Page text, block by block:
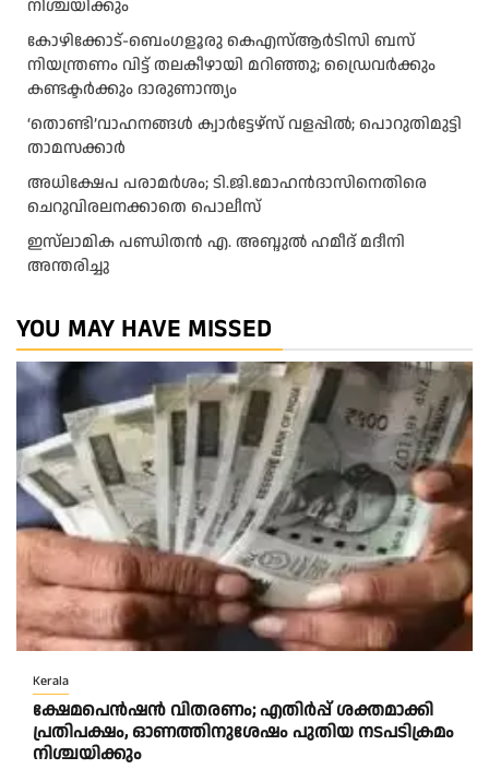
നിശ്ചയിക്കും
കോഴിക്കോട്-ബെംഗളൂരു കെഎസ്ആര്‍ടിസി ബസ്
നിയന്ത്രണം വിട്ട് തലകീഴായി മറിഞ്ഞു; ഡ്രെെവർക്കും
കണ്ടക്ടർക്കും ദാരുണാന്ത്യം
‘തൊണ്ടി’വാഹനങ്ങൾ ക്വാർട്ടേഴ്സ്‌ വളപ്പിൽ; പൊറുതിമുട്ടി
താമസക്കാർ
അധിക്ഷേപ പരാമര്‍ശം; ടി.ജി.മോഹന്‍ദാസിനെതിരെ
ചെറുവിരലനക്കാതെ പൊലീസ്
ഇസ്‍ലാമിക പണ്ഡിതൻ എ. അബ്ദുൽ ഹമീദ് മദീനി
അന്തരിച്ചു
YOU MAY HAVE MISSED
Kerala
ക്ഷേമപെൻഷൻ വിതരണം; എതിർപ്പ് ശക്തമാക്കി
പ്രതിപക്ഷം, ഓണത്തിനുശേഷം പുതിയ നടപടിക്രമം
നിശ്ചയിക്കും